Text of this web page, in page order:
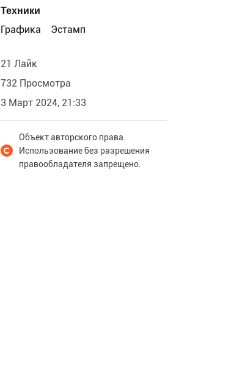
Техники
Графика
Эстамп
21 Лайк
732 Просмотра
3 Март 2024, 21:33
Объект авторского права.
Использование без разрешения
правообладателя запрещено.